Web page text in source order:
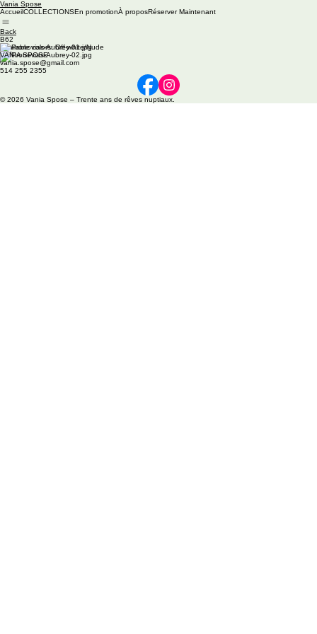
Vania Spose
AccueilCOLLECTIONSEn promotionÀ proposRéserver Maintenant
Back
B62
Available colors: Off-white/Nude
VANIA SPOSE
vania.spose@gmail.com
514 255 2355
© 2026 Vania Spose – Trente ans de rêves nuptiaux.